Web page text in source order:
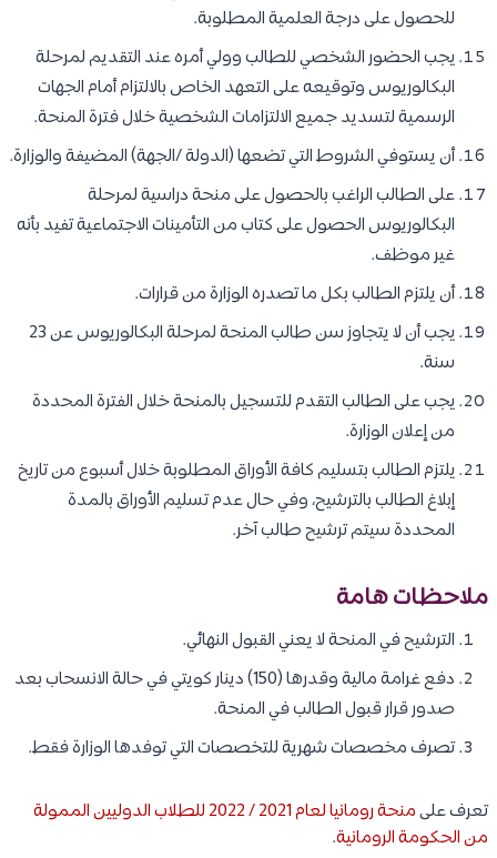
للحصول على درجة العلمية المطلوبة.
يجب الحضور الشخصي للطالب وولي أمره عند التقديم لمرحلة
البكالوريوس وتوقيعه على التعهد الخاص بالالتزام أمام الجهات
الرسمية لتسديد جميع الالتزامات الشخصية خلال فترة المنحة.
أن يستوفي الشروط التي تضعها (الدولة /الجهة) المضيفة والوزارة.
على الطالب الراغب بالحصول على منحة دراسية لمرحلة
البكالوريوس الحصول على كتاب من التأمينات الاجتماعية تفيد بأنه
غير موظف.
أن يلتزم الطالب بكل ما تصدره الوزارة من قرارات.
يجب أن لا يتجاوز سن طالب المنحة لمرحلة البكالوريوس عن 23
سنة.
يجب على الطالب التقدم للتسجيل بالمنحة خلال الفترة المحددة
من إعلان الوزارة.
يلتزم الطالب بتسليم كافة الأوراق المطلوبة خلال أسبوع من تاريخ
إبلاغ الطالب بالترشيح، وفي حال عدم تسليم الأوراق بالمدة
المحددة سيتم ترشيح طالب آخر.
ملاحظات هامة
الترشيح في المنحة لا يعني القبول النهائي.
دفع غرامة مالية وقدرها (150) دينار كويتي في حالة الانسحاب بعد
صدور قرار قبول الطالب في المنحة.
تصرف مخصصات شهرية للتخصصات التي توفدها الوزارة فقط.
تعرف على
منحة رومانيا لعام 2021 / 2022 للطلاب الدوليين الممولة
من الحكومة الرومانية.